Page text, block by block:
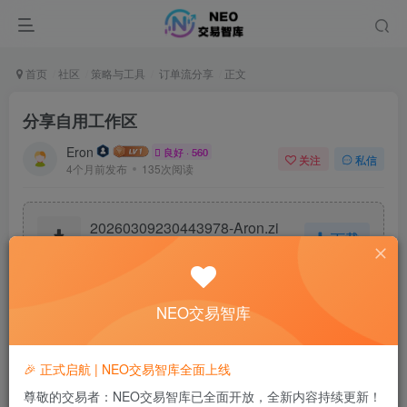
首页 社区 策略与工具 订单流分享 正文
分享自用工作区
Eron 良好 · 560
4个月前发布 135次阅读
关注 私信
20260309230443978-Aron.zi
下载
7
NEO交易智库
🎉 正式启航 | NEO交易智库全面上线
尊敬的交易者：NEO交易智库已全面开放，全新内容持续更新！